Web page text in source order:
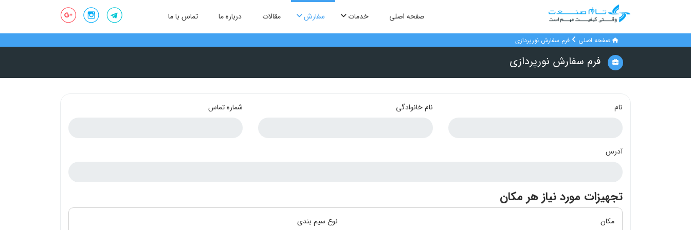
صفحه اصلی خدمات سفارش مقالات درباره ما تماس با ما
صفحه اصلی فرم سفارش نورپردازی
فرم سفارش نورپردازی
نام نام خانوادگی شماره تماس
آدرس
تجهیزات مورد نیاز هر مکان
مکان نوع سیم بندی